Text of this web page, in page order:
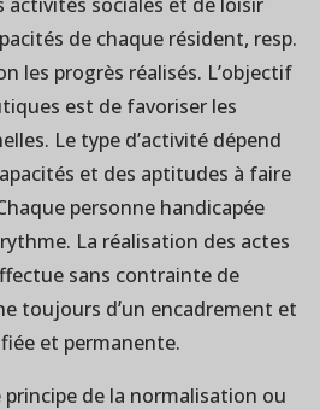
de chaque résident, resp.
les progrès réalisés. L’objectif
est de favoriser les
Le type d’activité dépend
et des aptitudes à faire
personne handicapée
La réalisation des actes
sans contrainte de
toujours d’un encadrement et
et permanente.
principe de la normalisation ou